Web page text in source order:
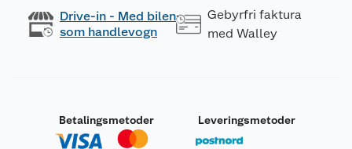
Drive-in - Med bilen
som handlevogn
Gebyrfri faktura
med Walley
Betalingsmetoder Leveringsmetoder